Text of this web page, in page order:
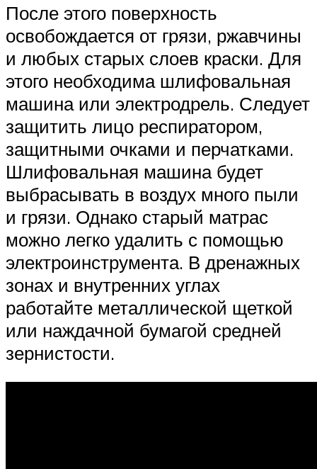
После этого поверхность
освобождается от грязи, ржавчины
и любых старых слоев краски. Для
этого необходима шлифовальная
машина или электродрель. Следует
защитить лицо респиратором,
защитными очками и перчатками.
Шлифовальная машина будет
выбрасывать в воздух много пыли
и грязи. Однако старый матрас
можно легко удалить с помощью
электроинструмента. В дренажных
зонах и внутренних углах
работайте металлической щеткой
или наждачной бумагой средней
зернистости.